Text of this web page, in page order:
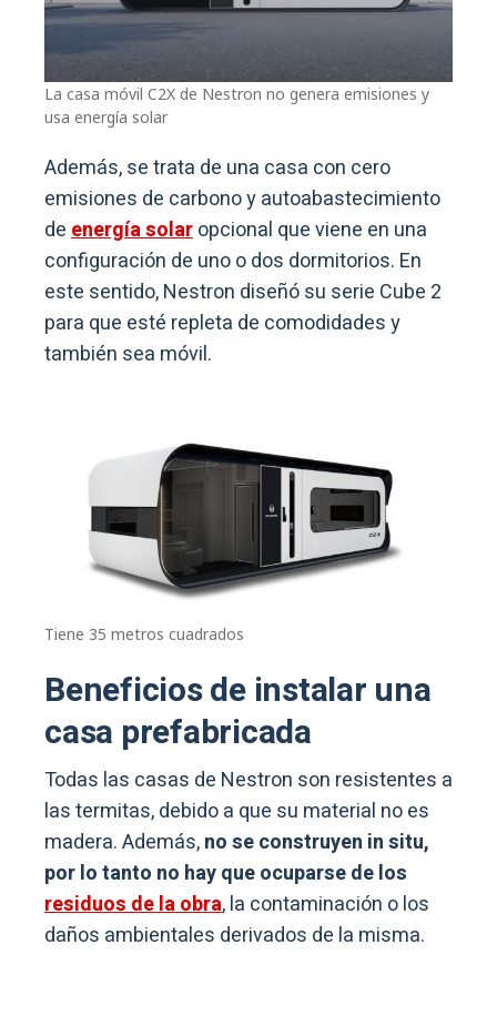
La casa móvil C2X de Nestron no genera emisiones y
usa energía solar
Además, se trata de una casa con cero
emisiones de carbono y autoabastecimiento
deenergía solaropcional que viene en una
configuración de uno o dos dormitorios. En
este sentido, Nestron diseñó su serie Cube 2
para que esté repleta de comodidades y
también sea móvil.
Tiene 35 metros cuadrados
Beneficios de instalar una
casa prefabricada
Todas las casas de Nestron son resistentes a
las termitas, debido a que su material no es
madera. Además,no se construyen in situ,
por lo tanto no hay que ocuparse de los
residuos de la obra, la contaminación o los
daños ambientales derivados de la misma.